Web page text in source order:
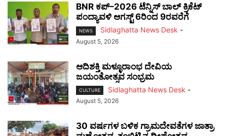
BNR ಕಪ್–2026 ಟೆನ್ನಿಸ್ ಬಾಲ್ ಕ್ರಿಕೆಟ್
ಪಂದ್ಯಾವಳಿ ಆಗಸ್ಟ್ 6ರಿಂದ 9ರವರೆಗೆ
NEWS Sidlaghatta News Desk -
August 5, 2026
ಆದಿಶಕ್ತಿ ಮಳ್ಳೂರಾಂಭ ದೇವಿಯ
ಜಯಂತೋತ್ಸವ ಸಂಭ್ರಮ
CULTURE Sidlaghatta News Desk -
August 5, 2026
30 ವರ್ಷಗಳ ಬಳಿಕ ಗ್ರಾಮದೇವತೆಗಳ ಜಾತ್ರಾ